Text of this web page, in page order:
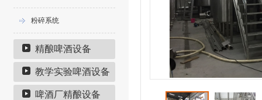
粉碎系统
精酿啤酒设备
教学实验啤酒设备
啤酒厂精酿设备